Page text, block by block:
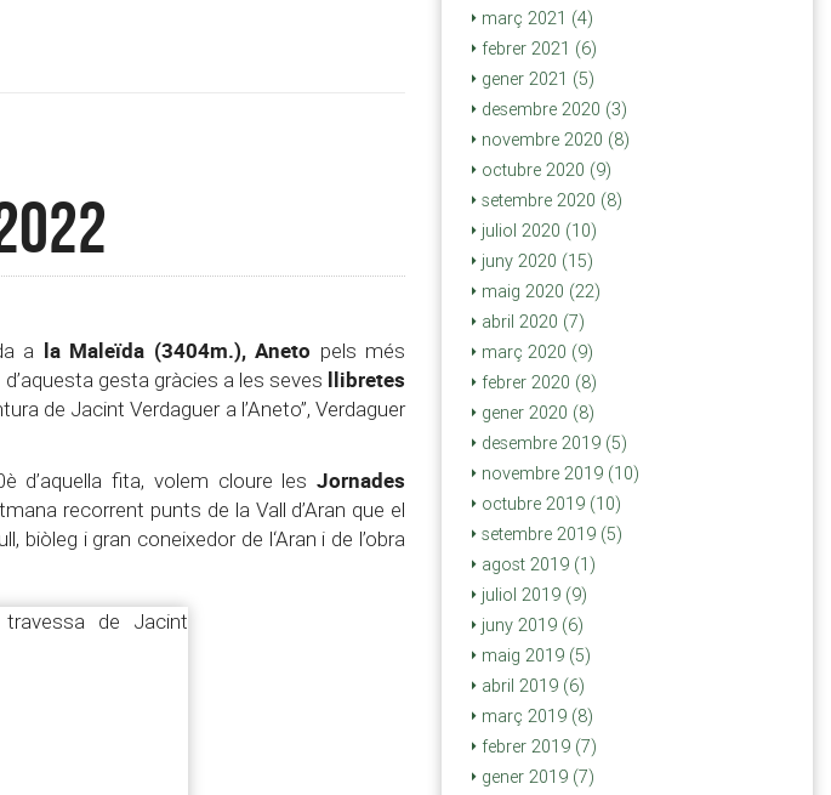
a la Maleïda (3404m.), Aneto pels més
gesta gràcies a les seves llibretes
de Jacint Verdaguer a l’Aneto”, Verdaguer
d’aquella fita, volem cloure les Jornades
recorrent punts de la Vall d’Aran que el
i gran coneixedor de l‘Aran i de l’obra
març 2021 (4)
febrer 2021 (6)
gener 2021 (5)
desembre 2020 (3)
novembre 2020 (8)
octubre 2020 (9)
setembre 2020 (8)
juliol 2020 (10)
juny 2020 (15)
maig 2020 (22)
abril 2020 (7)
març 2020 (9)
febrer 2020 (8)
gener 2020 (8)
desembre 2019 (5)
novembre 2019 (10)
octubre 2019 (10)
setembre 2019 (5)
agost 2019 (1)
juliol 2019 (9)
juny 2019 (6)
maig 2019 (5)
abril 2019 (6)
març 2019 (8)
febrer 2019 (7)
gener 2019 (7)